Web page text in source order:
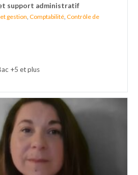
support administratif
gestion Comptabilité Contrôle de
+5 et plus